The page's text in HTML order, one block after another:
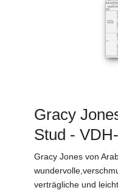
Gracy
Stud -
Gracy Jones von
verträgliche und